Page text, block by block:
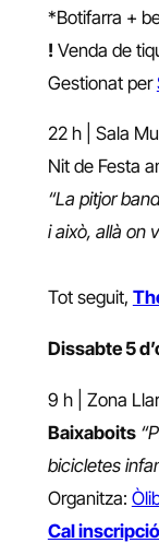
*Botifarra +
! Venda de
Gestionat per
22 h | Sala
Nit de Festa
“La pitjor
i això, allà on
Tot seguit,
Dissabte 5
9 h | Zona
Baixaboits
bicicletes
Organitza:
Cal